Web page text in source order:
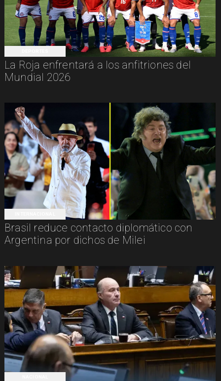
La Roja enfrentará a los anfitriones del
Mundial 2026
Brasil reduce contacto diplomático con
Argentina por dichos de Milei